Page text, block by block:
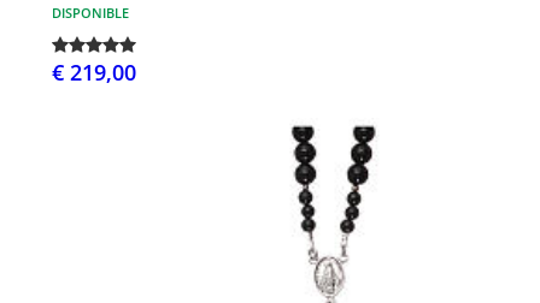
DISPONIBLE
€ 219,00